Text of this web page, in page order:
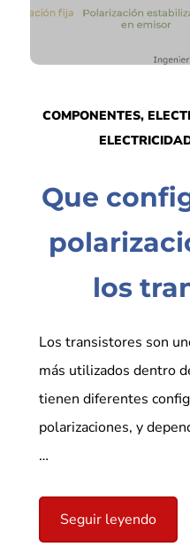
COMPONENTES,
Que
los
Los transistores son
más utilizados dentro
tienen diferentes
polarizaciones, y
…
Seguir leyendo